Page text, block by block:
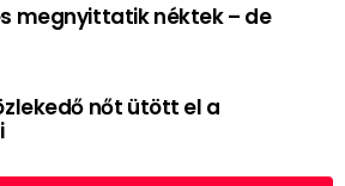
megnyittatik néktek – de
nőt ütött el a